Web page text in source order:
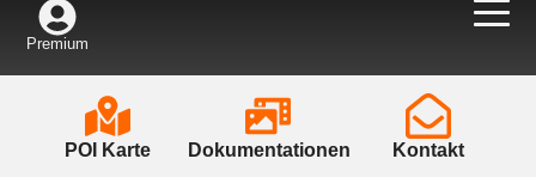
Premium
POI Karte Dokumentationen Kontakt